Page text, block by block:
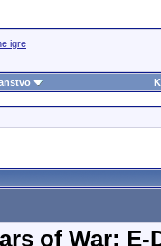
igre
of War: E-